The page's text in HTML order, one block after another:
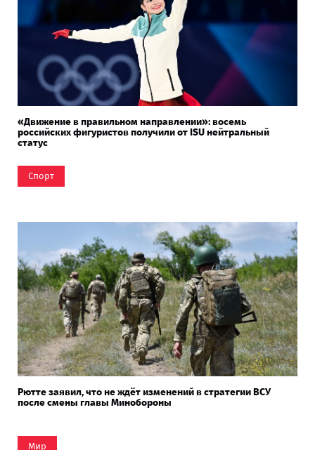
«Движение в правильном направлении»: восемь
российских фигуристов получили от ISU нейтральный
статус
Спорт
Рютте заявил, что не ждёт изменений в стратегии ВСУ
после смены главы Минобороны
Мир